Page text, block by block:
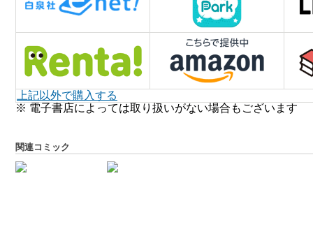
上記以外で購入する
※ 電子書店によっては取り扱いがない場合もございます
関連コミック